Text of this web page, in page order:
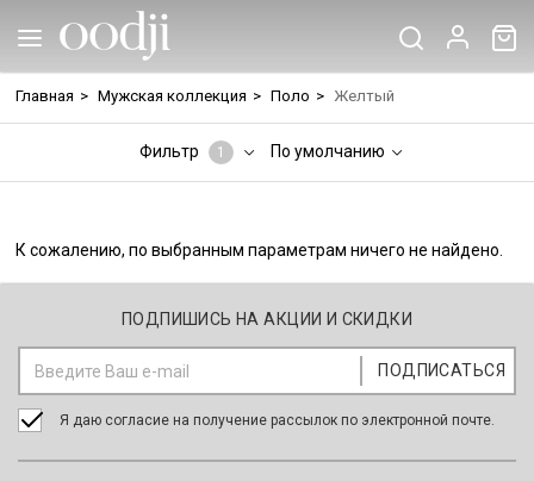
Главная > Мужская коллекция > Поло > Желтый
Фильтр 1 По умолчанию
К сожалению, по выбранным параметрам ничего не найдено.
ПОДПИШИСЬ НА АКЦИИ И СКИДКИ
Я даю согласие на получение рассылок по электронной почте.